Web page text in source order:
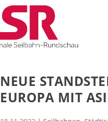
NEUE
EUROPA MIT